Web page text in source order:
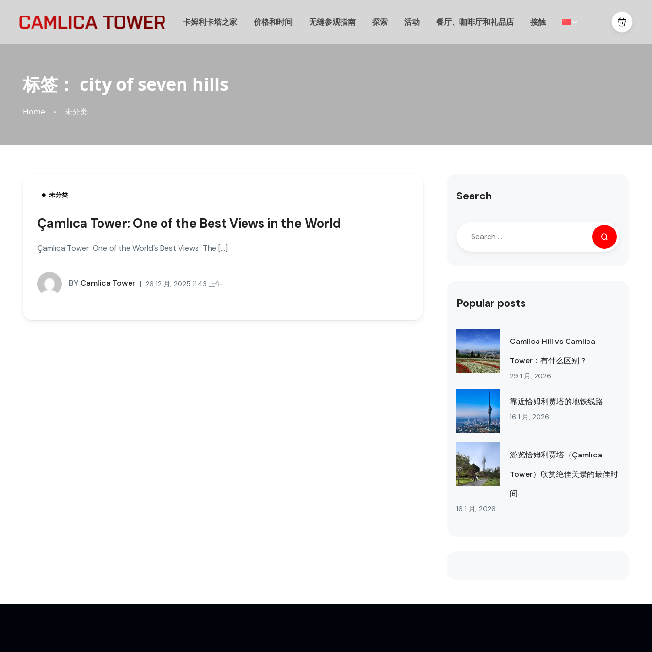
卡姆利卡塔之家 价格和时间 无缝参观指南 探索 活动 餐厅、咖啡厅和礼品店 接触
标签： city of seven hills
Home 未分类
未分类
Çamlıca Tower: One of the Best Views in the World
Çamlıca Tower: One of the World’s Best Views The […]
BY Camlica Tower 26 12 月, 2025 11:43 上午
Search
Popular posts
Camlica Hill vs Camlica
Tower：有什么区别？
29 1 月, 2026
靠近恰姆利贾塔的地铁线路
16 1 月, 2026
游览恰姆利贾塔（Çamlıca
Tower）欣赏绝佳美景的最佳时
间
16 1 月, 2026